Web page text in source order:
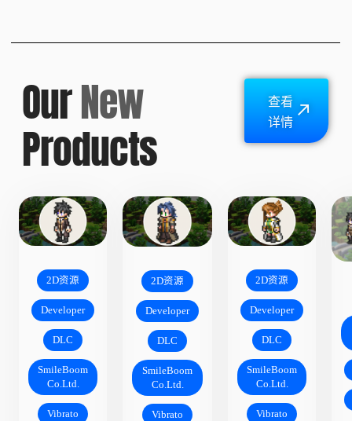
OurNew
Products
查看
详情
2D资源
Developer
DLC
SmileBoom
Co.Ltd.
Vibrato
2D资源
Developer
DLC
SmileBoom
Co.Ltd.
Vibrato
2D资源
Developer
DLC
SmileBoom
Co.Ltd.
Vibrato